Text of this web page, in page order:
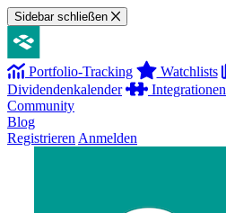
Sidebar schließen
Portfolio-Tracking Watchlists
Dividendenkalender
Integrationen
Community
Blog
Registrieren Anmelden